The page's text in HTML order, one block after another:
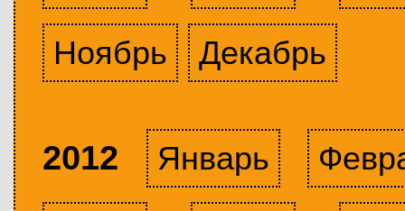
Ноябрь
Декабрь
2012 Январь